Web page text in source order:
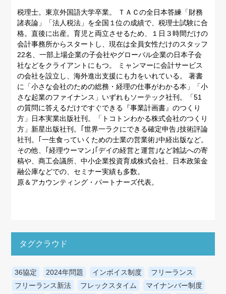
税理士。東京外国語大学卒業。 ＴＡＣの全日本答練「財務
諸表論」「法人税法」を全国１位の成績で、税理士試験に合
格。直後に出産。育児と両立させるため、１日３時間だけの
会計事務所からスタートし、現在は全員女性だけのスタッフ
22名、一部上場企業の子会社やグローバル企業の日本子会
社などをクライアントにもつ。 ミャンマーに会計サービス
の会社を設立し、海外進出支援にも力をいれている。 著書
に「小さな会社のための総務・経理の仕事がわかる本」「小
さな起業のファイナンス」いずれもソーテック社刊。「51
の質問に答えるだけですぐできる『事業計画書』のつくり
方」日本実業出版社刊。「トコトンわかる株式会社のつくり
方」新星出版社刊。｢世界一ラクにできる確定申告｣技術評論
社刊。｢一生食っていくための士業の営業術｣中経出版など。
その他、｢経理ウーマン｣｢デイの経営と運営｣など雑誌への寄
稿や、商工会議所、中小企業投資育成株式会社、日本政策金
融公庫などでの、セミナー実績も多数。
原＆アカウンティング・パートナーズ代表。
タグクラウド
36協定 2024年問題 インボイス制度
フリーランス
フリーランス新法
フレックスタイム
マイナンバー制度